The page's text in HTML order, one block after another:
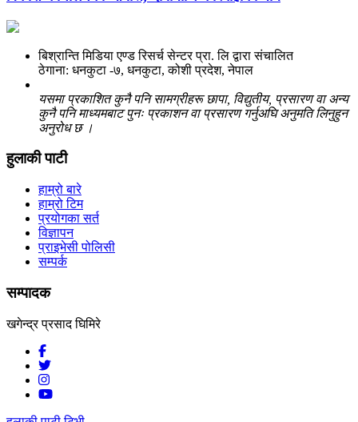
बिश्रान्ति मिडिया एण्ड रिसर्च सेन्टर प्रा. लि द्वारा संचालित
ठेगाना: धनकुटा -७, धनकुटा, कोशी प्रदेश, नेपाल
यसमा प्रकाशित कुनै पनि सामग्रीहरू छापा, विद्युतीय, प्रसारण वा अन्य
कुनै पनि माध्यमबाट पुनः प्रकाशन वा प्रसारण गर्नुअघि अनुमति लिनुहुन
अनुरोध छ ।
हुलाकी पाटी
हाम्रो बारे
हाम्रो टिम
प्रयोगका सर्त
विज्ञापन
प्राइभेसी पोलिसी
सम्पर्क
सम्पादक
खगेन्द्र प्रसाद घिमिरे